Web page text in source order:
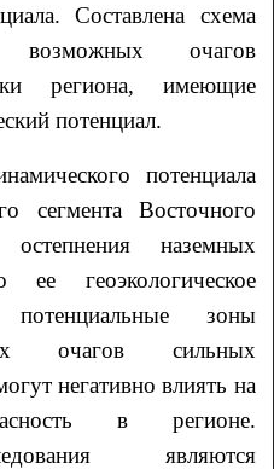
Составлена схема
возможных очагов
региона, имеющие
потенциал.
потенциала
сегмента Восточного
наземных
ее геоэкологическое
зоны
очагов сильных
негативно влиять на
в регионе.
являются